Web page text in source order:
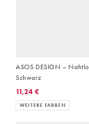
ASOS DESIGN –
Schwarz
11,24 €
WEITERE FARBEN